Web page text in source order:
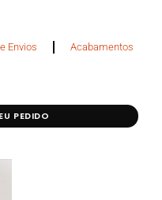
Envios Acabamentos
PEDIDO